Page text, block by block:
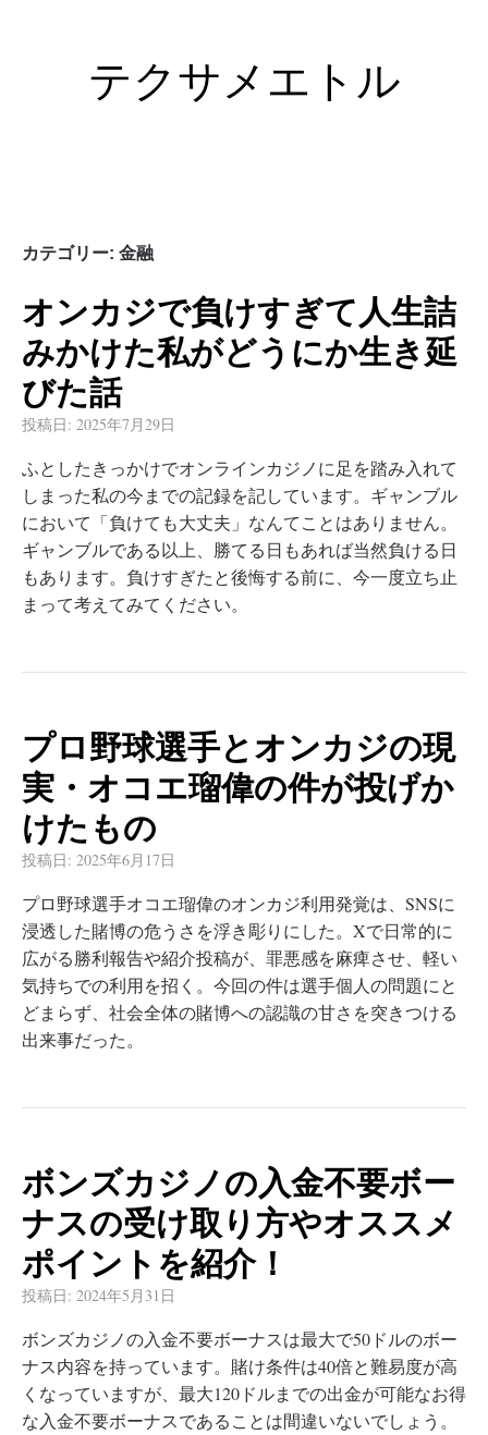
テクサメエトル
カテゴリー: 金融
オンカジで負けすぎて人生詰
みかけた私がどうにか生き延
びた話
投稿日: 2025年7月29日
ふとしたきっかけでオンラインカジノに足を踏み入れて
しまった私の今までの記録を記しています。ギャンブル
において「負けても大丈夫」なんてことはありません。
ギャンブルである以上、勝てる日もあれば当然負ける日
もあります。負けすぎたと後悔する前に、今一度立ち止
まって考えてみてください。
プロ野球選手とオンカジの現
実・オコエ瑠偉の件が投げか
けたもの
投稿日: 2025年6月17日
プロ野球選手オコエ瑠偉のオンカジ利用発覚は、SNSに
浸透した賭博の危うさを浮き彫りにした。Xで日常的に
広がる勝利報告や紹介投稿が、罪悪感を麻痺させ、軽い
気持ちでの利用を招く。今回の件は選手個人の問題にと
どまらず、社会全体の賭博への認識の甘さを突きつける
出来事だった。
ボンズカジノの入金不要ボー
ナスの受け取り方やオススメ
ポイントを紹介！
投稿日: 2024年5月31日
ボンズカジノの入金不要ボーナスは最大で50ドルのボー
ナス内容を持っています。賭け条件は40倍と難易度が高
くなっていますが、最大120ドルまでの出金が可能なお得
な入金不要ボーナスであることは間違いないでしょう。